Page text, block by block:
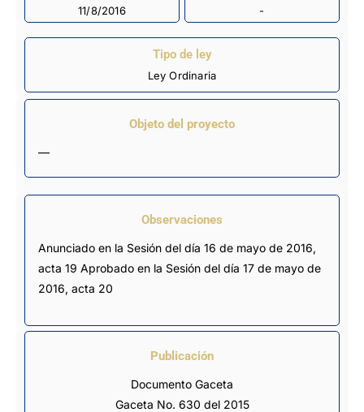
11/8/2016 -
Tipo de ley
Ley Ordinaria
Objeto del proyecto
—
Observaciones
Anunciado en la Sesión del día 16 de mayo de 2016,
acta 19 Aprobado en la Sesión del día 17 de mayo de
2016, acta 20
Publicación
Documento Gaceta
Gaceta No. 630 del 2015